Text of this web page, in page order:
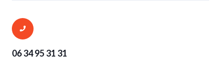
06 34 95 31 31